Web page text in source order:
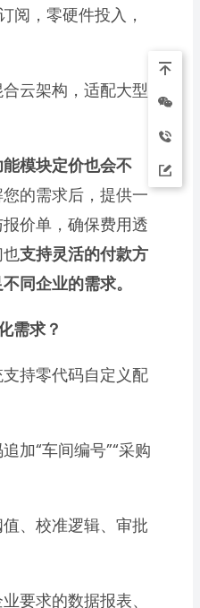
阅，零硬件投入，
云架构，适配大型
模块定价也会不
的需求后，提供一
价单，确保费用透
支持灵活的付款方
同企业的需求。
需求？
持零代码自定义配
加“车间编号”“采购
、校准逻辑、审批
要求的数据报表、